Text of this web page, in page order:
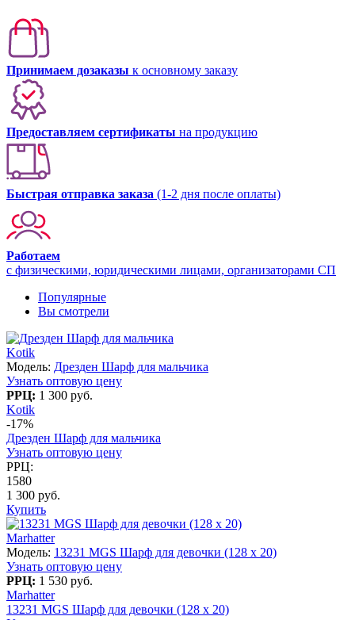
Принимаем дозаказы к основному заказу
Предоставляем сертификаты на продукцию
Быстрая отправка заказа (1-2 дня после оплаты)
Работаем
с физическими, юридическими лицами, организаторами СП
Популярные
Вы смотрели
Kotik
Модель: Дрезден Шарф для мальчика
Узнать оптовую цену
РРЦ: 1 300 руб.
Kotik
-17%
Дрезден Шарф для мальчика
Узнать оптовую цену
РРЦ:
1580
1 300 руб.
Купить
Marhatter
Модель: 13231 MGS Шарф для девочки (128 x 20)
Узнать оптовую цену
РРЦ: 1 530 руб.
Marhatter
13231 MGS Шарф для девочки (128 x 20)